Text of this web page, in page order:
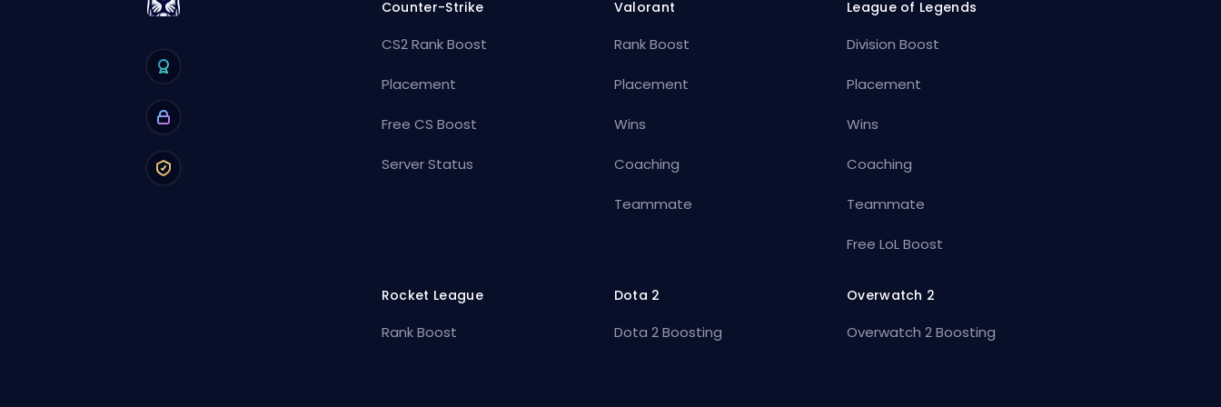
Counter-Strike
CS2 Rank Boost
Placement
Free CS Boost
Server Status
Valorant
Rank Boost
Placement
Wins
Coaching
Teammate
League of Legends
Division Boost
Placement
Wins
Coaching
Teammate
Free LoL Boost
Rocket League
Rank Boost
Dota 2
Dota 2 Boosting
Overwatch 2
Overwatch 2 Boosting